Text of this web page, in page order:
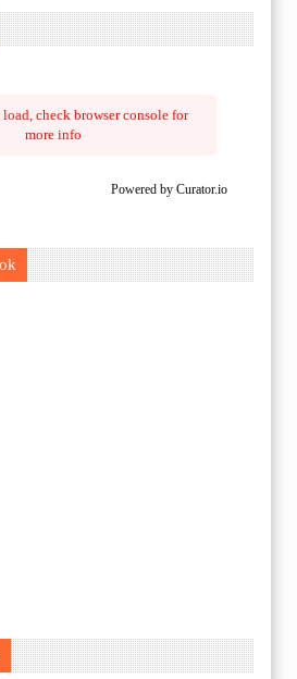
check browser console for
more info
Powered by Curator.io